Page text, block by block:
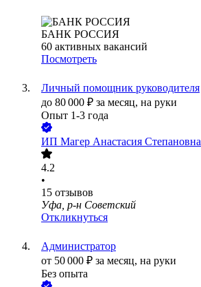
БАНК РОССИЯ
60 активных вакансий
Посмотреть
Личный помощник руководителя
до 80 000 ₽ за месяц, на руки
Опыт 1-3 года
ИП Магер Анастасия Степановна
4.2
•
15 отзывов
Уфа, р-н Советский
Откликнуться
Администратор
от 50 000 ₽ за месяц, на руки
Без опыта